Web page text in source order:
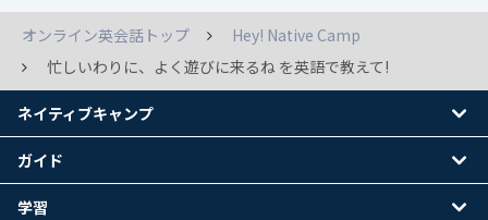
オンライン英会話トップ
Hey! Native Camp
忙しいわりに、よく遊びに来るね を英語で教えて!
ネイティブキャンプ
ガイド
学習